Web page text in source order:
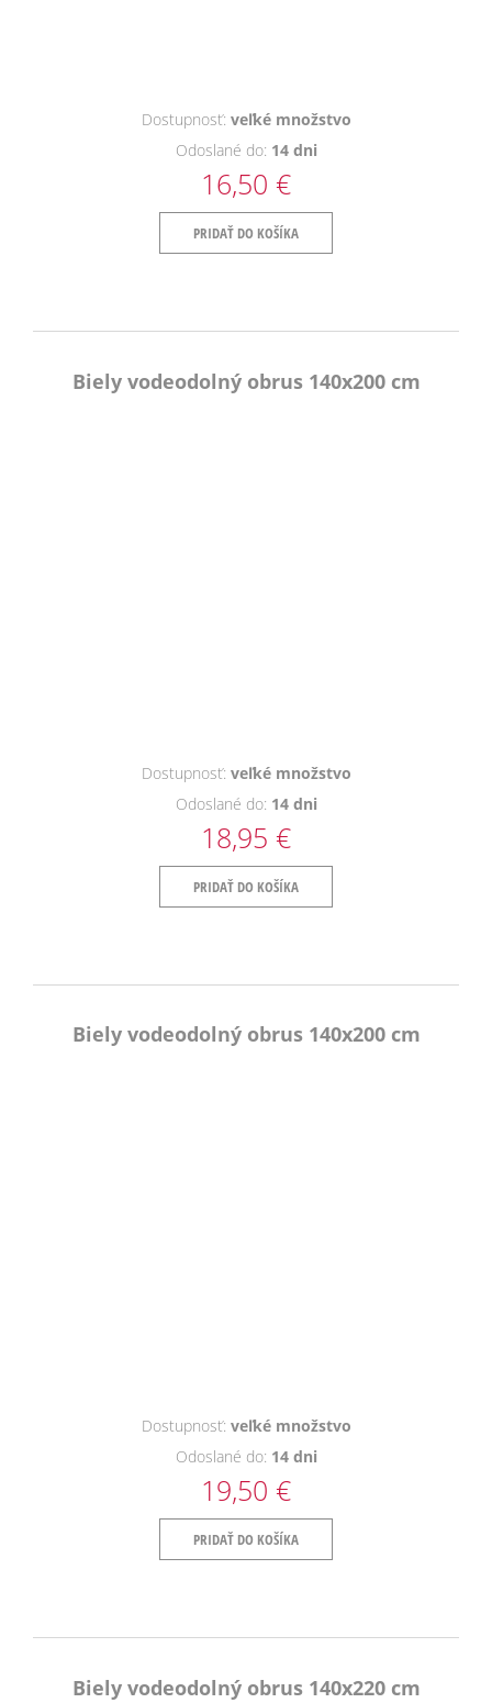
Dostupnosť: veľké množstvo
Odoslané do: 14 dni
16,50 €
PRIDAŤ DO KOŠÍKA
Biely vodeodolný obrus 140x200 cm
Dostupnosť: veľké množstvo
Odoslané do: 14 dni
18,95 €
PRIDAŤ DO KOŠÍKA
Biely vodeodolný obrus 140x200 cm
Dostupnosť: veľké množstvo
Odoslané do: 14 dni
19,50 €
PRIDAŤ DO KOŠÍKA
Biely vodeodolný obrus 140x220 cm